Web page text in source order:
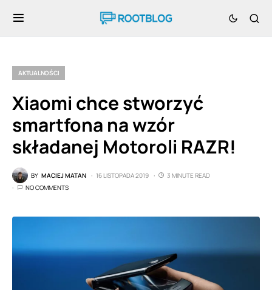
AKTUALNOŚCI
Xiaomi chce stworzyć
smartfona na wzór
składanej Motoroli RAZR!
BY MACIEJ MATAN 16 LISTOPADA 2019
3 MINUTE READ
NO COMMENTS